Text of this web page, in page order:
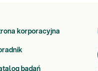
korporacyjna
badań